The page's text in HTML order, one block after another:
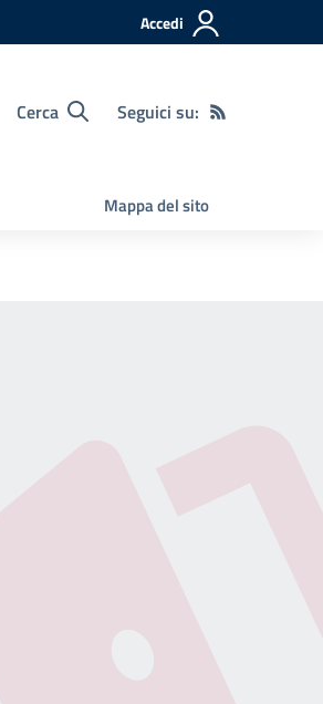
Accedi
Cerca Seguici su:
Mappa del sito